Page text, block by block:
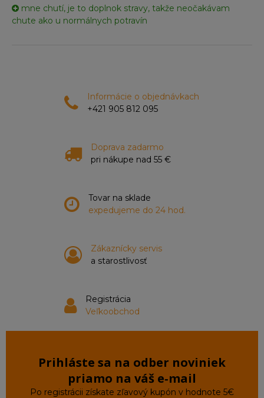
mne chutí, je to doplnok stravy, takže neočakávam
chute ako u normálnych potravín
Informácie o objednávkach
+421 905 812 095
Doprava zadarmo
pri nákupe nad 55 €
Tovar na sklade
expedujeme do 24 hod.
Zákaznícky servis
a starostlivosť
Registrácia
Veľkoobchod
Prihláste sa na odber noviniek
priamo na váš e‑mail
Po registrácii získate zľavový kupón v hodnote 5€